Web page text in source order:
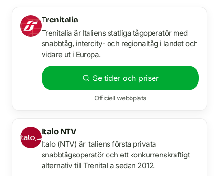
Trenitalia
Trenitalia är Italiens statliga tågoperatör med
snabbtåg, intercity- och regionaltåg i landet och
vidare ut i Europa.
Se tider och priser
Officiell webbplats
Italo NTV
Italo (NTV) är Italiens första privata
snabbtågsoperatör och ett konkurrenskraftigt
alternativ till Trenitalia sedan 2012.